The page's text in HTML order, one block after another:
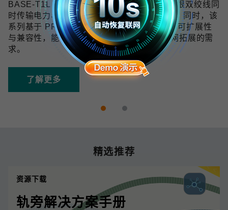
BASE-T1L 技术可在 10 Mbps 带宽下通过单根双绞线同
时传输电力与数据，传输距离最远可达 1 km。同时，该
系列基于 PROFINET 协议开发，具备良好的可扩展性
与兼容性，能够满足未来数字化和工业物联网拓展的需
求。
了解更多
精选推荐
资源下载
轨旁解决方案手册